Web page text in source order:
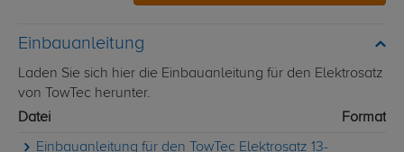
Einbauanleitung
Laden Sie sich hier die Einbauanleitung für den Elektrosatz
von TowTec herunter.
Datei
Format
Einbauanleitung für den TowTec Elektrosatz 13-